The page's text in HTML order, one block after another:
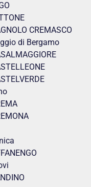
CREMASCO
di Bergamo